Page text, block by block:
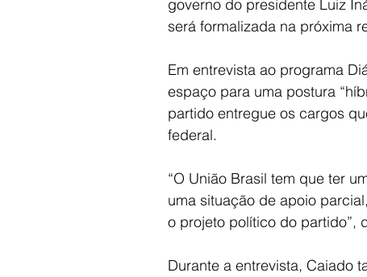
governo do presidente Luiz
será formalizada na próxima
Em entrevista ao programa
espaço para uma postura
partido entregue os cargos
federal.
“O União Brasil tem que ter
uma situação de apoio
o projeto político do partido”,
Durante a entrevista, Caiado